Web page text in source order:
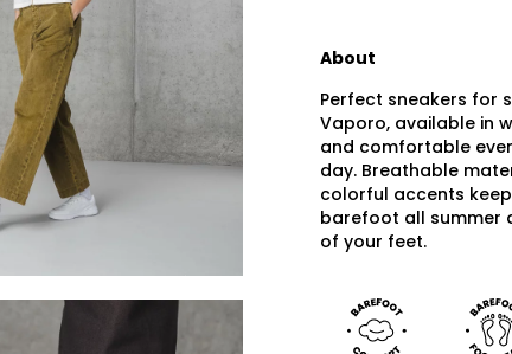
About
Perfect sneakers for
Vaporo, available in
and comfortable
day. Breathable
colorful accents
barefoot all summer
of your feet.